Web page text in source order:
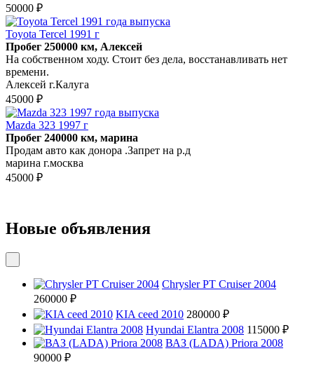
50000 ₽
Toyota Tercel 1991 г
Пробег 250000 км, Алексей
На собственном ходу. Стоит без дела, восстанавливать нет
времени.
Алексей г.Калуга
45000 ₽
Mazda 323 1997 г
Пробег 240000 км, марина
Продам авто как донора .Запрет на р.д
марина г.москва
45000 ₽
Новые объявления
Chrysler PT Cruiser 2004
260000 ₽
KIA ceed 2010 280000 ₽
Hyundai Elantra 2008 115000 ₽
ВАЗ (LADA) Priora 2008
90000 ₽